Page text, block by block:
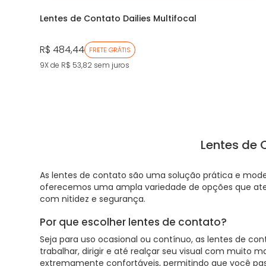
Lentes de Contato Dailies Multifocal
R$ 484,44 FRETE GRÁTIS
9X de R$ 53,82 sem juros
Lentes de
As lentes de contato são uma solução prática e
oferecemos uma ampla variedade de opções que
com nitidez e segurança.
Por que escolher lentes de contato?
Seja para uso ocasional ou contínuo, as lentes de
trabalhar, dirigir e até realçar seu visual com muito
extremamente confortáveis, permitindo que você